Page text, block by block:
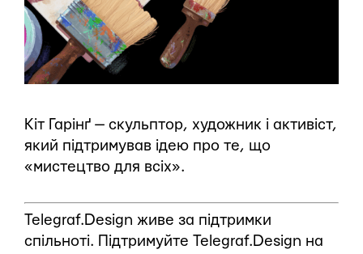
Кіт Гарінґ — скульптор, художник і активіст,
який підтримував ідею про те, що
«мистецтво для всіх».
Telegraf.Design живе за підтримки
спільноті. Підтримуйте Telegraf.Design на